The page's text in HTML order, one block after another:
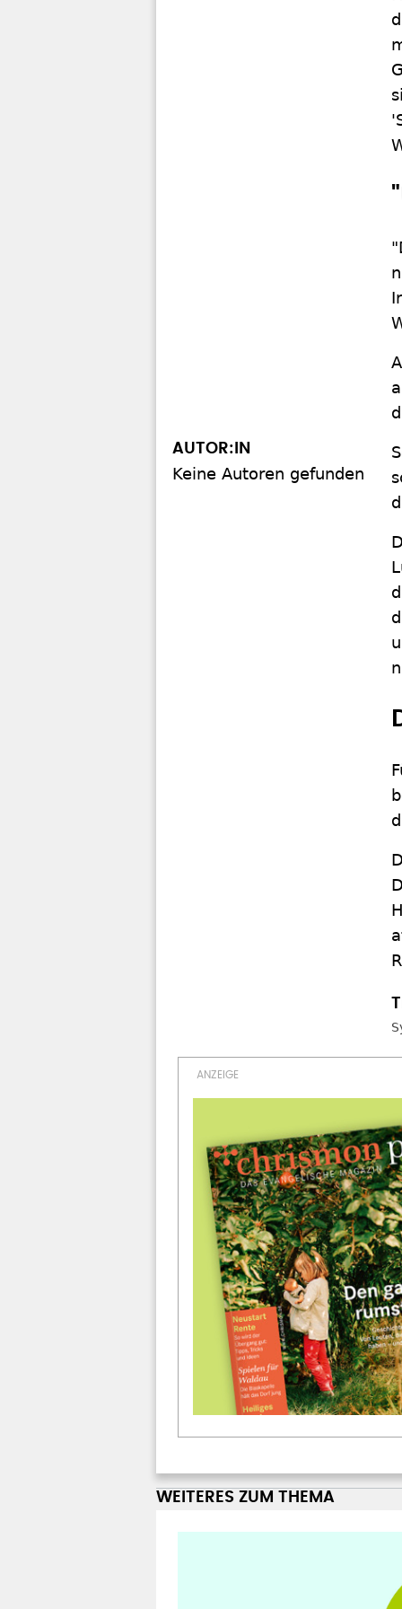
AUTOR:IN
Keine Autoren gefunden
WEITERES ZUM THEMA